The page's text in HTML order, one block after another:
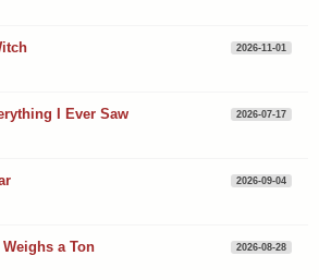
2026-11-01
I Ever Saw 2026-07-17
2026-09-04
a Ton 2026-08-28